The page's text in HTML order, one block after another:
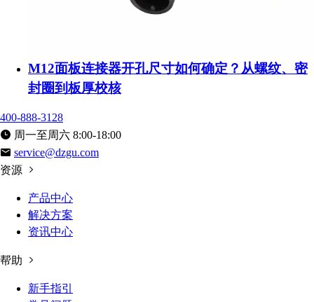
M12面板连接器开孔尺寸如何确定？从螺纹、密
封圈到板厚校核
400-888-3128
周一至周六 8:00-18:00
service@dzgu.com
资源
产品中心
解决方案
资讯中心
帮助
新手指引